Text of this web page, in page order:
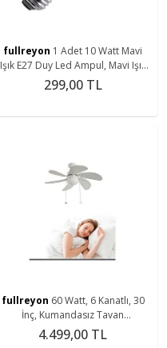
fullreyon 1 Adet 10 Watt Mavi
Işık E27 Duy Led Ampul, Mavi Işık
10 Watt Tasarruflu LED Ampul,
Mavi Işık Ampul
299,00 TL
fullreyon 60 Watt, 6 Kanatlı, 30
İnç, Kumandasız Tavan
Vantilatörü, E27 Duylu Avize Tipi
Tavan Vantilatörü
4.499,00 TL